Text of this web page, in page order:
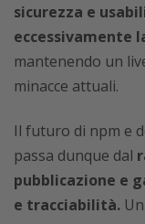
sicurezza e
eccessivamente
mantenendo un
minacce attuali.
Il futuro di npm e
passa dunque dal
pubblicazione e
e tracciabilità.